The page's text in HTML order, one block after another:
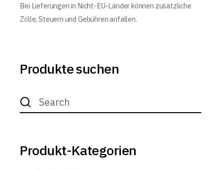
Bei Lieferungen in Nicht-EU-Länder können zusätzliche
Zölle, Steuern und Gebühren anfallen.
Produkte suchen
Search
for:
Produkt-Kategorien